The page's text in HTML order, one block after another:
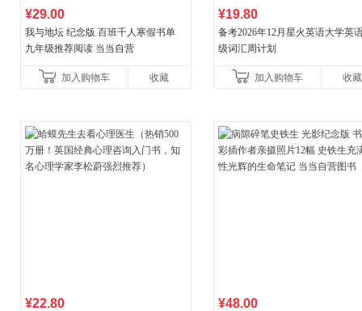
¥29.00
我与地坛 纪念版 百班千人寒假书单
九年级推荐阅读 当当自营
加入购物车 收藏
¥19.80
备考2026年12月星火英语大学英
级词汇周计划
加入购物车 收藏
¥22.80 ¥48.00